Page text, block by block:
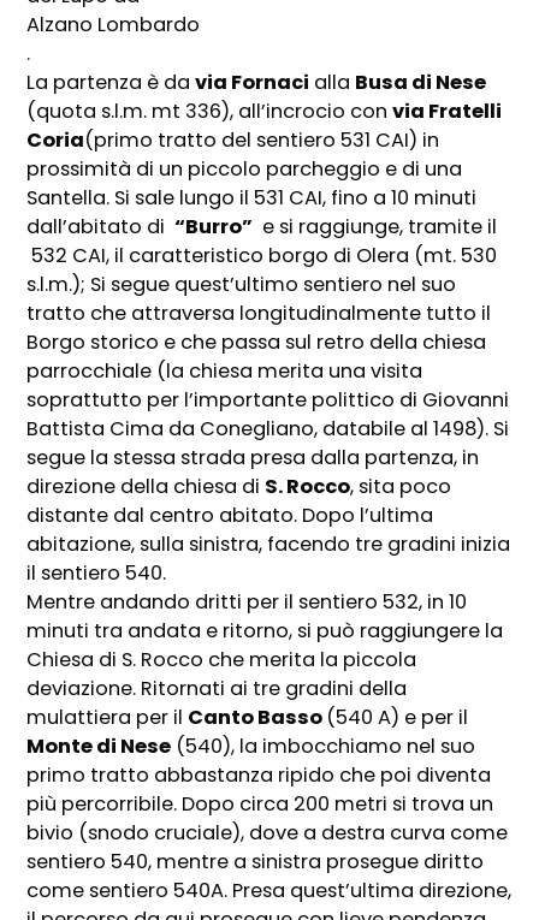
Alzano Lombardo
.
La partenza è davia Fornaci alla Busa di Nese
(quota s.l.m. mt 336), all’incrocio convia Fratelli
Coria(primo tratto del sentiero 531 CAI) in
prossimità di un piccolo parcheggio e di una
Santella. Si sale lungo il 531 CAI, fino a 10 minuti
dall’abitato di“Burro” e si raggiunge, tramite il
532 CAI, il caratteristico borgo di Olera (mt. 530
s.l.m.); Si segue quest’ultimo sentiero nel suo
tratto che attraversa longitudinalmente tutto il
Borgo storico e che passa sul retro della chiesa
parrocchiale (la chiesa merita una visita
soprattutto per l’importante polittico di Giovanni
Battista Cima da Conegliano, databile al 1498). Si
segue la stessa strada presa dalla partenza, in
direzione della chiesa di S. Rocco, sita poco
distante dal centro abitato. Dopo l’ultima
abitazione, sulla sinistra, facendo tre gradini inizia
il sentiero 540.
Mentre andando dritti per il sentiero 532, in 10
minuti tra andata e ritorno, si può raggiungere la
Chiesa di S. Rocco che merita la piccola
deviazione. Ritornati ai tre gradini della
mulattiera per il Canto Basso (540 A) e per il
Monte di Nese (540), la imbocchiamo nel suo
primo tratto abbastanza ripido che poi diventa
più percorribile. Dopo circa 200 metri si trova un
bivio (snodo cruciale), dove a destra curva come
sentiero 540, mentre a sinistra prosegue diritto
come sentiero 540A. Presa quest’ultima direzione,